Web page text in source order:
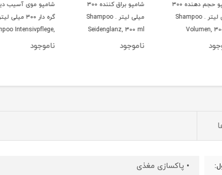
شامپو حجم دهنده ۳۰۰
میلی لیتر . Shampoo
Volumen,
شامپو براق کننده ۳۰۰
میلی لیتر . Shampoo
Seidenglanz, 300 ml
ناموجود
شامپو موی آسیب
گره دار ۳۰۰ میلی
Intensivpflege,
300 ml
ناموجود
• پاکسازی مغذی